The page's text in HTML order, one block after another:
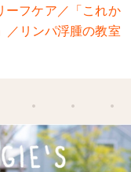
ーフケア／「これか
／リンパ浮腫の教室